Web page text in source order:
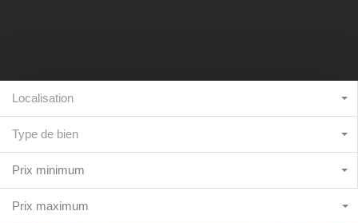
Localisation
Type de bien
Prix minimum
Prix maximum